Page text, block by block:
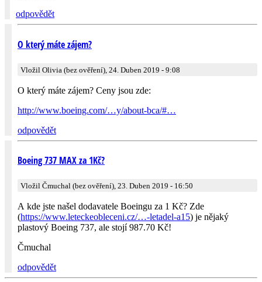
odpovědět
O který máte zájem?
Vložil Olivia (bez ověření), 24. Duben 2019 - 9:08
O který máte zájem? Ceny jsou zde:
http://www.boeing.com/…y/about-bca/#…
odpovědět
Boeing 737 MAX za 1Kč?
Vložil Čmuchal (bez ověření), 23. Duben 2019 - 16:50
A kde jste našel dodavatele Boeingu za 1 Kč? Zde
(https://www.leteckeobleceni.cz/…-letadel-a15) je nějaký
plastový Boeing 737, ale stojí 987.70 Kč!
Čmuchal
odpovědět